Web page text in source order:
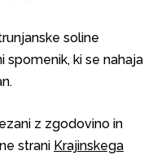
soline
spomenik, ki se nahaja
z zgodovino in
strani Krajinskega